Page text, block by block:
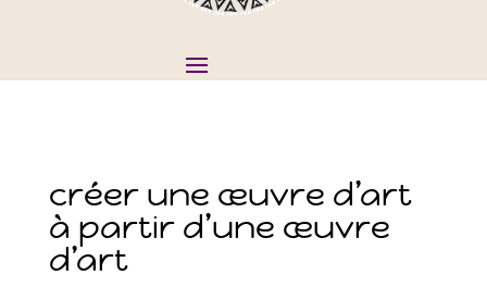
créer une œuvre d’art
à partir d’une œuvre
d’art